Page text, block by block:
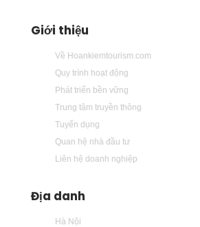
Giới thiệu
Về Hoankiemtourism.com
Quy trình hoạt động
Phát triển bền vững
Trung tâm truyền thông
Tuyển dụng
Quan hệ nhà đầu tư
Liên hệ doanh nghiệp
Địa danh
Hà Nội